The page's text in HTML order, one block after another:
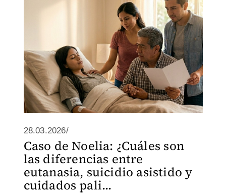
28.03.2026/
Caso de Noelia: ¿Cuáles son
las diferencias entre
eutanasia, suicidio asistido y
cuidados pali...